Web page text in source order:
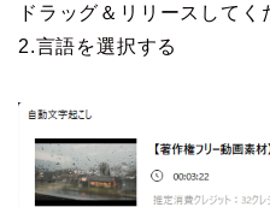
ドラッグ＆リリースしてく
2.言語を選択する